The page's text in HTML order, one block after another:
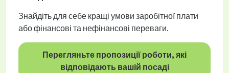
Знайдіть для себе кращі умови заробітної плати
або фінансові та нефінансові переваги.
Перегляньте пропозиції роботи, які
відповідають вашій посаді